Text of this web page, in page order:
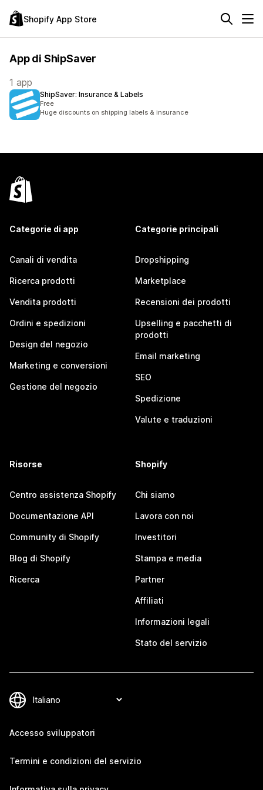
Shopify App Store
App di ShipSaver
1 app
ShipSaver: Insurance & Labels
Free
Huge discounts on shipping labels & insurance
Categorie di app
Canali di vendita
Ricerca prodotti
Vendita prodotti
Ordini e spedizioni
Design del negozio
Marketing e conversioni
Gestione del negozio
Categorie principali
Dropshipping
Marketplace
Recensioni dei prodotti
Upselling e pacchetti di
prodotti
Email marketing
SEO
Spedizione
Valute e traduzioni
Risorse
Centro assistenza Shopify
Documentazione API
Community di Shopify
Blog di Shopify
Ricerca
Shopify
Chi siamo
Lavora con noi
Investitori
Stampa e media
Partner
Affiliati
Informazioni legali
Stato del servizio
Accesso sviluppatori
Termini e condizioni del servizio